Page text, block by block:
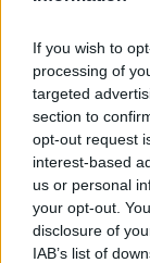
If you wish to
processing of
targeted
section to
opt-out request
interest-based
us or personal
your opt-out.
disclosure of
IAB’s list of
Pontosabban
meg. Alatta
kiegészítés:
De, igaz.